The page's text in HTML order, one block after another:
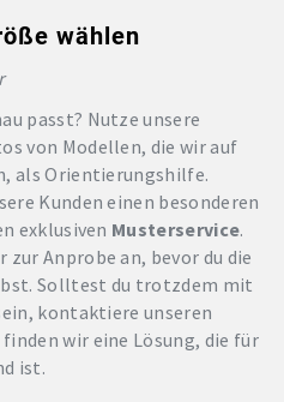
wählen
passt? Nutze unsere
von Modellen, die wir auf
als Orientierungshilfe.
Kunden einen besonderen
exklusiven Musterservice.
Anprobe an, bevor du die
Solltest du trotzdem mit
kontaktiere unseren
wir eine Lösung, die für
ist.